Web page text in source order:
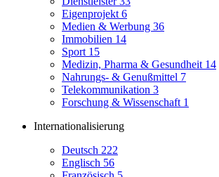
Eigenprojekt 6
Medien & Werbung 36
Immobilien 14
Sport 15
Medizin, Pharma & Gesundheit 14
Nahrungs- & Genußmittel 7
Telekommunikation 3
Forschung & Wissenschaft 1
Internationalisierung
Deutsch 222
Englisch 56